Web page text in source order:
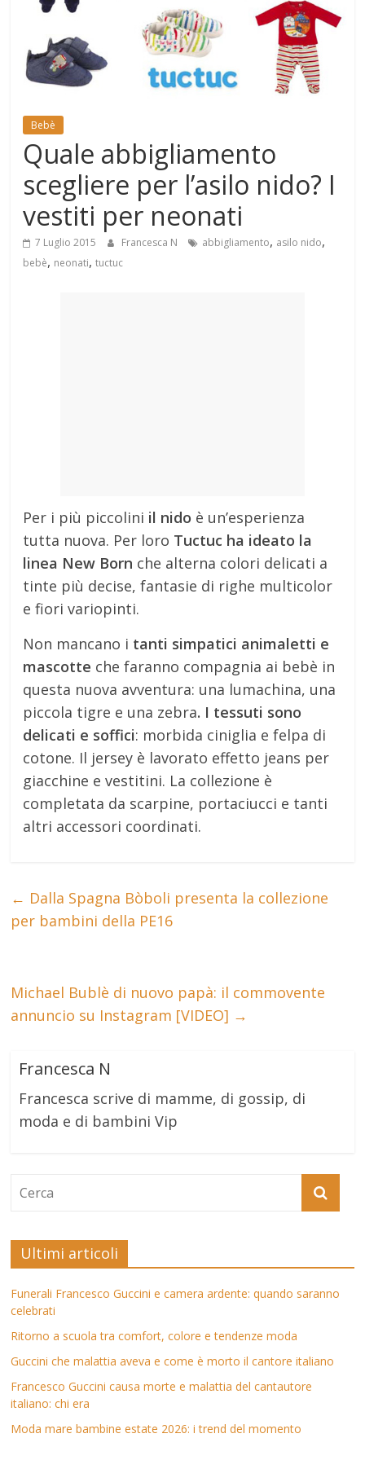
Mondo
Bebè
Quale abbigliamento
scegliere per l’asilo nido? I
vestiti per neonati
7 Luglio 2015 Francesca N abbigliamento, asilo nido,
bebè, neonati,tuctuc
Per i più piccolini il nido è un’esperienza
tutta nuova. Per loro Tuctuc ha ideato la
linea New Born che alterna colori delicati a
tinte più decise, fantasie di righe multicolor
e fiori variopinti.
Non mancano i tanti simpatici animaletti e
mascotte che faranno compagnia ai bebè in
questa nuova avventura: una lumachina, una
piccola tigre e una zebra. I tessuti sono
delicati e soffici: morbida ciniglia e felpa di
cotone. Il jersey è lavorato effetto jeans per
giacchine e vestitini. La collezione è
completata da scarpine, portaciucci e tanti
altri accessori coordinati.
← Dalla Spagna Bòboli presenta la collezione
per bambini della PE16
Michael Bublè di nuovo papà: il commovente
annuncio su Instagram [VIDEO] →
Francesca N
Francesca scrive di mamme, di gossip, di
moda e di bambini Vip
Ultimi articoli
Funerali Francesco Guccini e camera ardente: quando saranno
celebrati
Ritorno a scuola tra comfort, colore e tendenze moda
Guccini che malattia aveva e come è morto il cantore italiano
Francesco Guccini causa morte e malattia del cantautore
italiano: chi era
Moda mare bambine estate 2026: i trend del momento